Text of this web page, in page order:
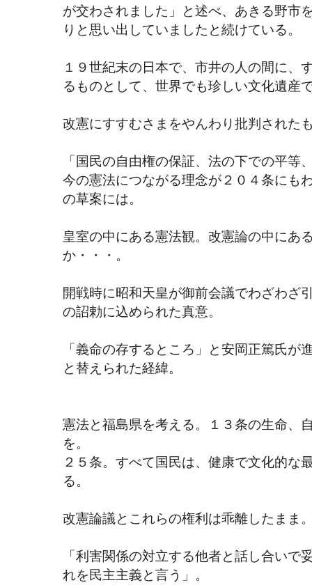
が交わされました」と述べ、あきる野市
りと思い出していましたと続けている。
１９世紀末の日本で、市井の人の間に、
るものとして、世界でも珍しい文化遺産
改憲にすすむさまをやんわり批判された
「国民の自由権の保証、法の下での平
今の憲法につながる理念が２０４条にも
の草案には。
皇室の中にある憲法観。改憲論の中にあ
か・・・。
開戦時に昭和天皇が御前会議でわざわざ
の詔勅に込められた真意。
「義命の存するところ」と安岡正篤氏
と替えられた経緯。
憲法と福島県を考える。１３条の生命、
を。
２５条。すべて国民は、健康で文化的な
る。
改憲論議とこれらの権利は乖離したまま
「利害関係の対立する他者と話し合い
れを民主主義と言う」。